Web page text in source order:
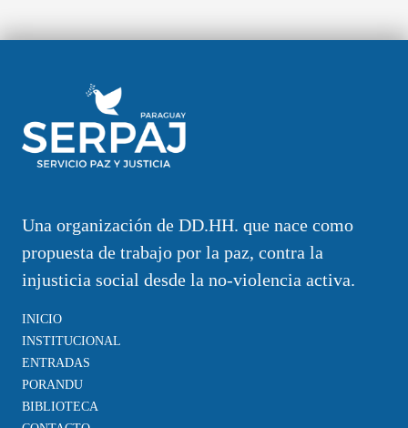
Una organización de DD.HH. que nace como
propuesta de trabajo por la paz, contra la
injusticia social desde la no-violencia activa.
INICIO
INSTITUCIONAL
ENTRADAS
PORANDU
BIBLIOTECA